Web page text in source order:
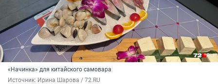
«Начинка» для китайского самовара
Источник: Ирина Шарова / 72.RU